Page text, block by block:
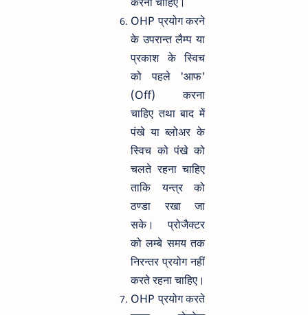
OHP प्रयोग करने
के उपरान्त लैम्प या
प्रकाश के स्विच
को पहले 'आफ'
(Off) करना
चाहिए तथा बाद में
पंखे या ब्लोअर के
स्विच को पंखे को
चलते रहना चाहिए
ताकि यन्त्र को
ठण्डा रखा जा
सके। प्रोजैक्टर
को लम्बे समय तक
निरन्तर प्रयोग नहीं
करते रहना चाहिए।
OHP प्रयोग करते